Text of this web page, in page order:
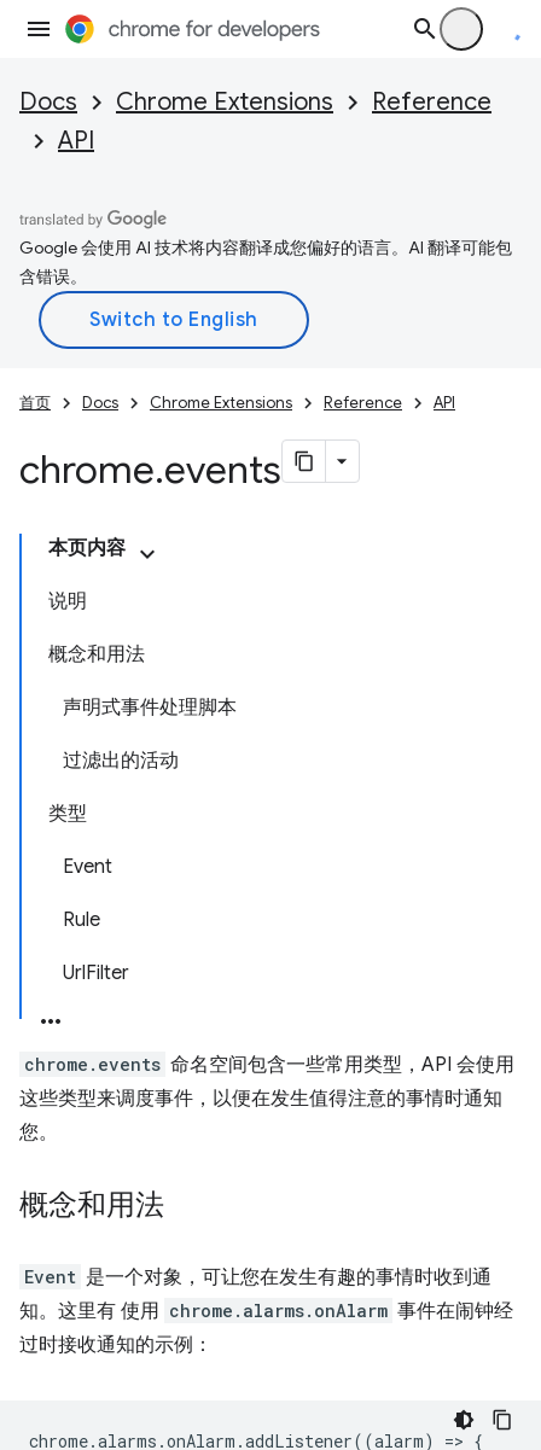
Docs Chrome Extensions
Reference
API
Google 会使用 AI 技术将内容翻译成您偏好的语言。AI 翻译可能包
含错误。
首页 Docs Chrome Extensions Reference API
chrome.events
本页内容
说明
概念和用法
声明式事件处理脚本
过滤出的活动
类型
Event
Rule
UrlFilter
chrome.events 命名空间包含一些常用类型，API 会使用
这些类型来调度事件，以便在发生值得注意的事情时通知
您。
概念和用法
Event 是一个对象，可让您在发生有趣的事情时收到通
知。这里有 使用 chrome.alarms.onAlarm 事件在闹钟经
过时接收通知的示例：
chrome.alarms .onAlarm .addListener((alarm) => {